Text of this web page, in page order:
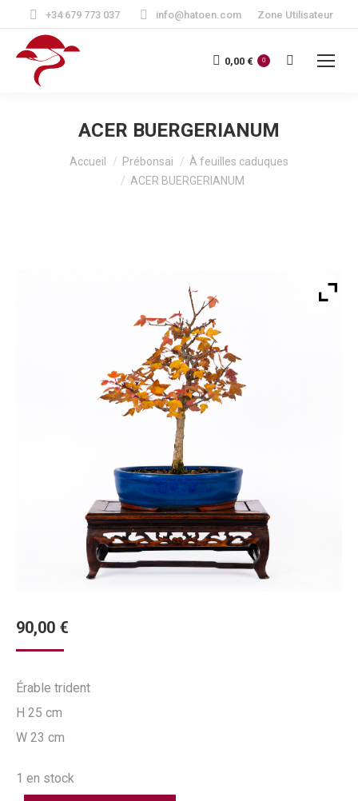
+34 679 773 037 info@hatoen.com Zone Utilisateur
0,00 € 0
Recherche
ACER BUERGERIANUM
Accueil Prébonsai
À feuilles caduques
ACER BUERGERIANUM
90,00 €
Érable trident
H 25 cm
W 23 cm
1 en stock